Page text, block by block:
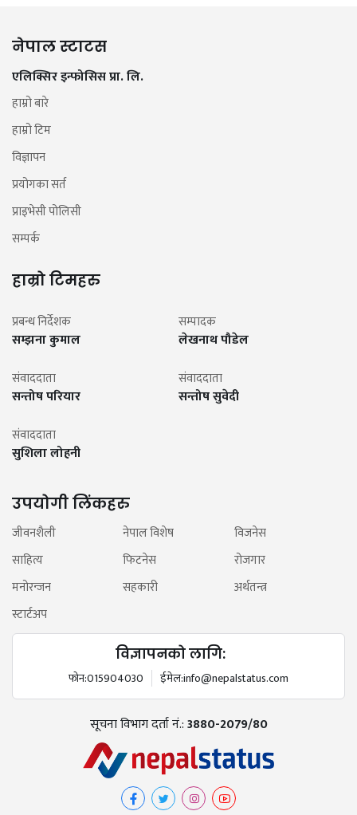
नेपाल स्टाटस
एलिक्सिर इन्फोसिस प्रा. लि.
हाम्रो बारे
हाम्रो टिम
विज्ञापन
प्रयोगका सर्त
प्राइभेसी पोलिसी
सम्पर्क
हाम्रो टिमहरु
प्रबन्ध निर्देशक
सम्झना कुमाल
सम्पादक
लेखनाथ पौडेल
संवाददाता
सन्तोष परियार
संवाददाता
सन्तोष सुवेदी
संवाददाता
सुशिला लोहनी
उपयोगी लिंकहरु
जीवनशैली नेपाल विशेष
विजनेस
साहित्य
फिटनेस
रोजगार
मनोरन्जन
सहकारी
अर्थतन्त्र
स्टार्टअप
विज्ञापनको लागि:
फोन:015904030 ईमेल:info@nepalstatus.com
सूचना विभाग दर्ता नं.:3880-2079/80